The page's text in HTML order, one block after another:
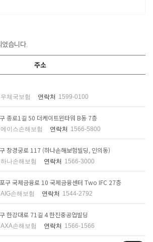
습니다.
주소
우체국보험 연락처 1599-0100
종로1길 50 더케이트윈타워 B동 7층
에이스손해보험 연락처 1566-5800
창경궁로 117 (하나손해보험빌딩, 인의동)
하나손해보험 연락처 1566-3000
구 국제금융로 10 국제금융센터 Two IFC 27층
AIG손해보험 연락처 1544-2792
한강대로 71길 4 한진중공업빌딩
AXA손해보험 연락처 1566-1566